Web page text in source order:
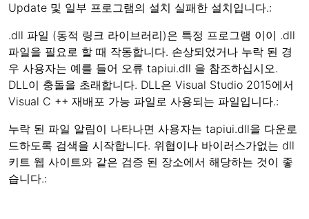
Update 및 일부 프로그램의 설치 실패한 설치입니다.:
.dll 파일 (동적 링크 라이브러리)은 특정 프로그램 이이 .dll
파일을 필요로 할 때 작동합니다. 손상되었거나 누락 된 경
우 사용자는 예를 들어 오류 tapiui.dll 을 참조하십시오.
DLL이 충돌을 초래합니다. DLL은 Visual Studio 2015에서
Visual C ++ 재배포 가능 파일로 사용되는 파일입니다.:
누락 된 파일 알림이 나타나면 사용자는 tapiui.dll을 다운로
드하도록 검색을 시작합니다. 위협이나 바이러스가없는 dll
키트 웹 사이트와 같은 검증 된 장소에서 해당하는 것이 좋
습니다.: